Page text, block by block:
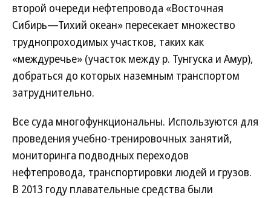
второй очереди нефтепровода «Восточная
Сибирь—Тихий океан» пересекает множество
труднопроходимых участков, таких как
«междуречье» (участок между р. Тунгуска и Амур),
добраться до которых наземным транспортом
затруднительно.
Все суда многофункциональны. Используются для
проведения учебно-тренировочных занятий,
мониторинга подводных переходов
нефтепровода, транспортировки людей и грузов.
В 2013 году плавательные средства были